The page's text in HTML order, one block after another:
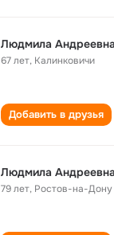
Людмила Андреевна
67 лет, Калинковичи
Добавить в друзья
Людмила Андреевна
79 лет, Ростов-на-Дону